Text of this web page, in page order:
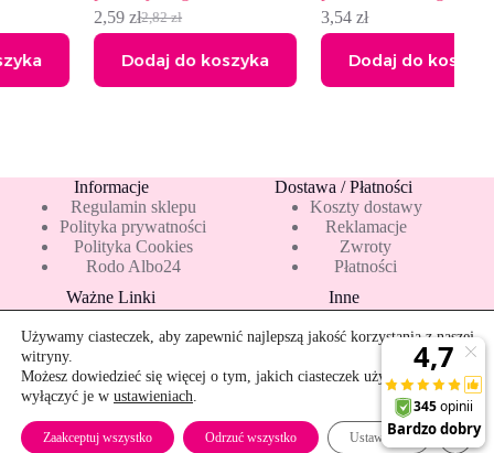
2,82 zł
Pierwotna
cena
wynosiła:
2,82 zł.
Aktualna
cena
wynosi:
2,59 zł.
Dodaj do koszyka Dodaj do koszyka
Informacje
Regulamin sklepu
Polityka prywatności
Polityka Cookies
Rodo Albo24
Dostawa / Płatności
Koszty dostawy
Reklamacje
Zwroty
Płatności
Ważne Linki
Blog
Nowości
Bestsellery
Inne
Pakiety 10 mleka
Mapa strony
Rekomendowane
Kontakt
Szybkie zwroty
Używamy ciasteczek, aby zapewnić najlepszą jakość korzystania z naszej
witryny.
Możesz dowiedzieć się więcej o tym, jakich ciasteczek używamy, lub
wyłączyć je w ustawieniach.
Zaakceptuj wszystko Odrzuć wszystko Ustawienia